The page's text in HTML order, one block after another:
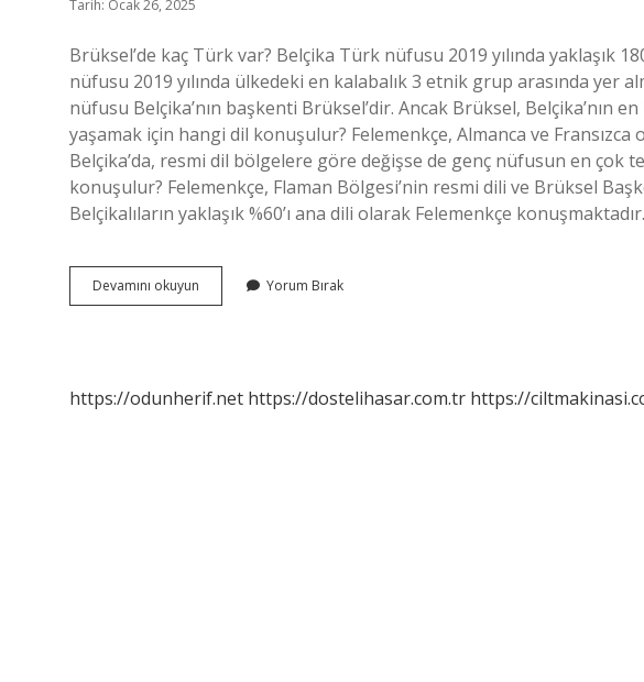
Tarih: Ocak 26, 2025
Brüksel’de kaç Türk var? Belçika Türk nüfusu 2019 yılında yaklaşık
nüfusu 2019 yılında ülkedeki en kalabalık 3 etnik grup arasında yer
nüfusu Belçika’nın başkenti Brüksel’dir. Ancak Brüksel, Belçika’nın
yaşamak için hangi dil konuşulur? Felemenkçe, Almanca ve
Belçika’da, resmi dil bölgelere göre değişse de genç nüfusun en çok
konuşulur? Felemenkçe, Flaman Bölgesi’nin resmi dili ve Brüksel
Belçikalıların yaklaşık %60’ı ana dili olarak Felemenkçe
Devamını okuyun
Hangi
Yorum Bırak
https://odunherif.net https://dostelihasar.com.tr https://